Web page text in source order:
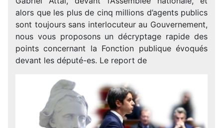
alors que les plus de cinq millions d’agents publics
sont toujours sans interlocuteur au Gouvernement,
nous vous proposons un décryptage rapide des
points concernant la Fonction publique évoqués
devant les député-es. Le report de